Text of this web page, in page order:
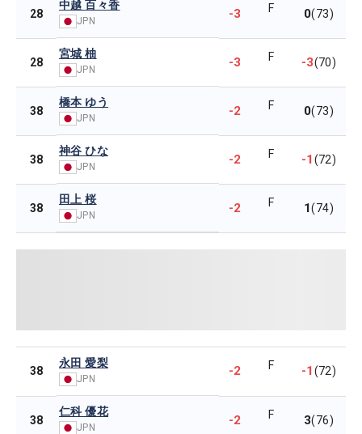
28
中越 百々香
JPN -3 F 0(73)
28
宮城 柚
JPN -3 F -3(70)
38
橋本 ゆう
JPN -2 F 0(73)
38
神谷 ひな
JPN -2 F -1(72)
38
田上 桜
JPN -2 F 1(74)
38
永田 愛梨
JPN
-2 F -1(72)
38
仁科 優花
JPN -2 F 3(76)